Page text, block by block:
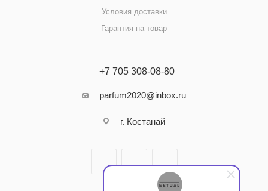
Условия доставки
Гарантия на товар
+7 705 308-08-80
parfum2020@inbox.ru
г. Костанай